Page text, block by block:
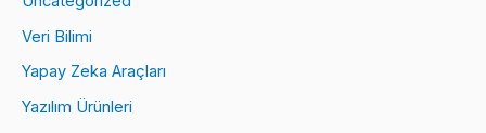
Veri Bilimi
Yapay Zeka Araçları
Yazılım Ürünleri